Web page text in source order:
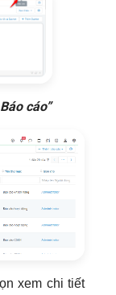
cáo”
xem chi tiết